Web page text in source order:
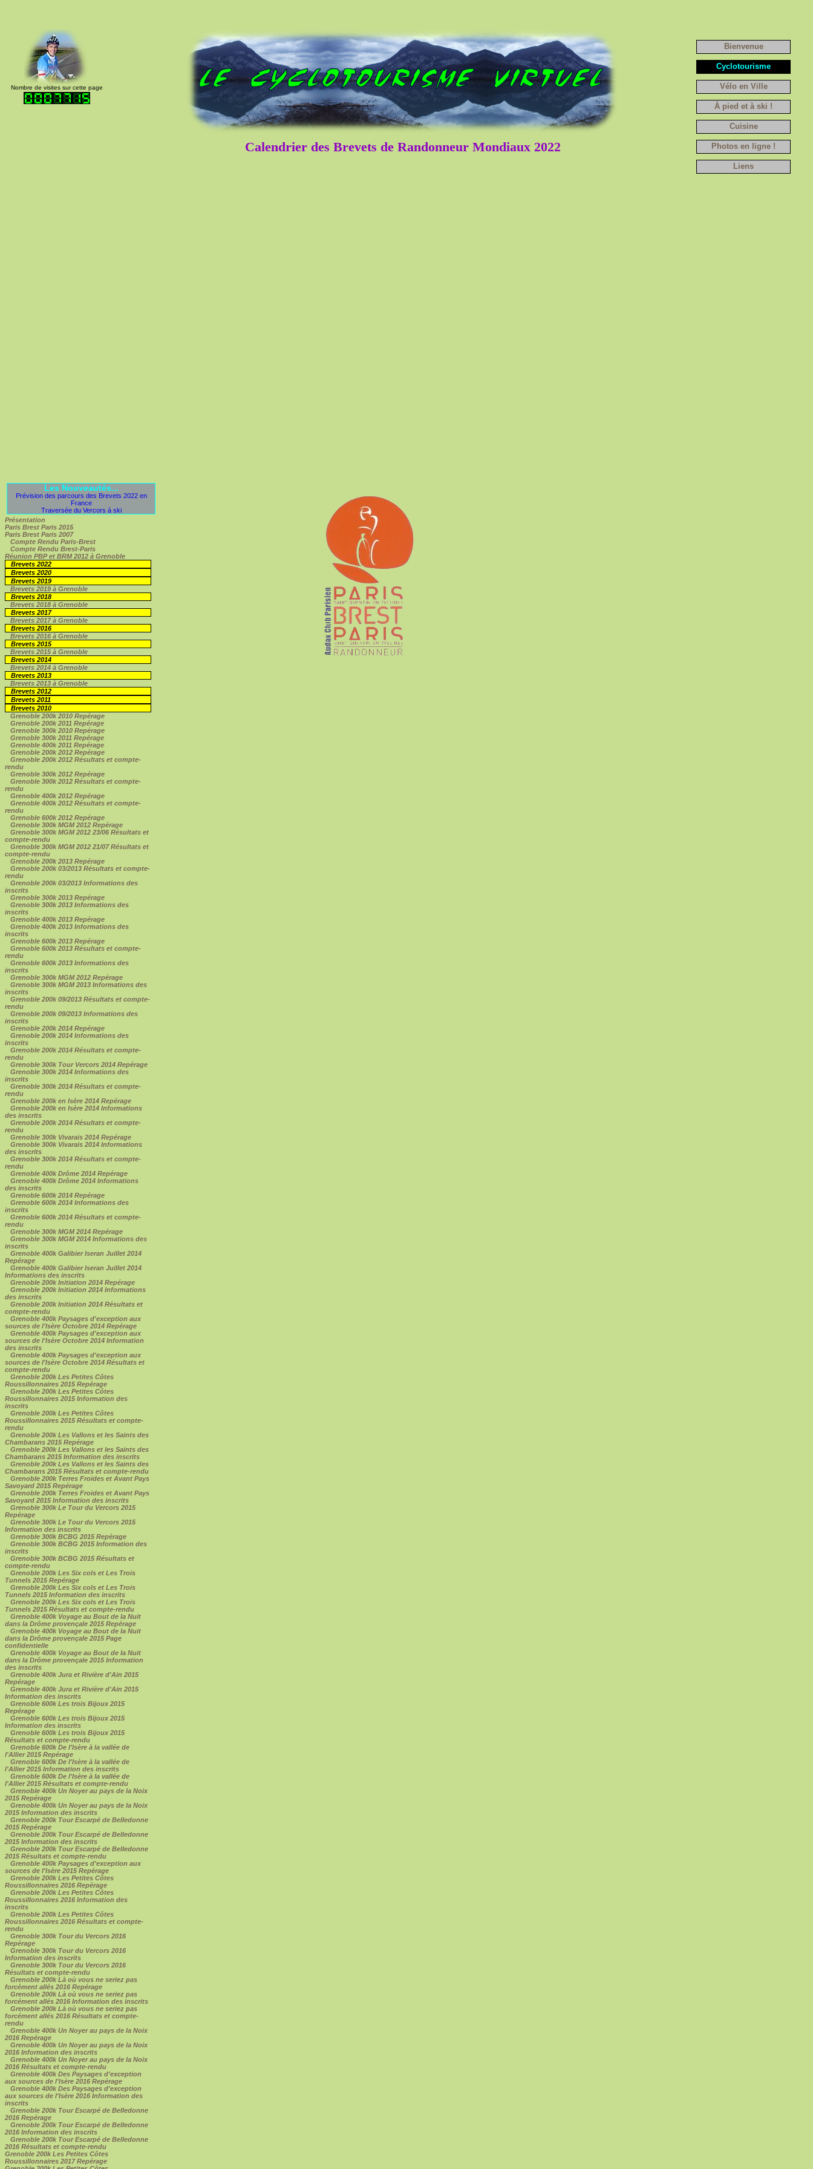
Nombre de visites sur cette page
Calendrier des Brevets de Randonneur Mondiaux 2022
Bienvenue
Cyclotourisme
Vélo en Ville
À pied et à ski !
Cuisine
Photos en ligne !
Liens
Les Nouveautés...
Prévision des parcours des Brevets 2022 en
France
Traversée du Vercors à ski
Présentation
Paris Brest Paris 2015
Paris Brest Paris 2007
Compte Rendu Paris-Brest
Compte Rendu Brest-Paris
Réunion PBP et BRM 2012 à Grenoble
Brevets 2022
Brevets 2020
Brevets 2019
Brevets 2019 à Grenoble
Brevets 2018
Brevets 2018 à Grenoble
Brevets 2017
Brevets 2017 à Grenoble
Brevets 2016
Brevets 2016 à Grenoble
Brevets 2015
Brevets 2015 à Grenoble
Brevets 2014
Brevets 2014 à Grenoble
Brevets 2013
Brevets 2013 à Grenoble
Brevets 2012
Brevets 2011
Brevets 2010
Grenoble 200k 2010 Repérage
Grenoble 200k 2011 Repérage
Grenoble 300k 2010 Repérage
Grenoble 300k 2011 Repérage
Grenoble 400k 2011 Repérage
Grenoble 200k 2012 Repérage
Grenoble 200k 2012 Résultats et compte-
rendu
Grenoble 300k 2012 Repérage
Grenoble 300k 2012 Résultats et compte-
rendu
Grenoble 400k 2012 Repérage
Grenoble 400k 2012 Résultats et compte-
rendu
Grenoble 600k 2012 Repérage
Grenoble 300k MGM 2012 Repérage
Grenoble 300k MGM 2012 23/06 Résultats et
compte-rendu
Grenoble 300k MGM 2012 21/07 Résultats et
compte-rendu
Grenoble 200k 2013 Repérage
Grenoble 200k 03/2013 Résultats et compte-
rendu
Grenoble 200k 03/2013 Informations des
inscrits
Grenoble 300k 2013 Repérage
Grenoble 300k 2013 Informations des
inscrits
Grenoble 400k 2013 Repérage
Grenoble 400k 2013 Informations des
inscrits
Grenoble 600k 2013 Repérage
Grenoble 600k 2013 Résultats et compte-
rendu
Grenoble 600k 2013 Informations des
inscrits
Grenoble 300k MGM 2012 Repérage
Grenoble 300k MGM 2013 Informations des
inscrits
Grenoble 200k 09/2013 Résultats et compte-
rendu
Grenoble 200k 09/2013 Informations des
inscrits
Grenoble 200k 2014 Repérage
Grenoble 200k 2014 Informations des
inscrits
Grenoble 200k 2014 Résultats et compte-
rendu
Grenoble 300k Tour Vercors 2014 Repérage
Grenoble 300k 2014 Informations des
inscrits
Grenoble 300k 2014 Résultats et compte-
rendu
Grenoble 200k en Isère 2014 Repérage
Grenoble 200k en Isère 2014 Informations
des inscrits
Grenoble 200k 2014 Résultats et compte-
rendu
Grenoble 300k Vivarais 2014 Repérage
Grenoble 300k Vivarais 2014 Informations
des inscrits
Grenoble 300k 2014 Résultats et compte-
rendu
Grenoble 400k Drôme 2014 Repérage
Grenoble 400k Drôme 2014 Informations
des inscrits
Grenoble 600k 2014 Repérage
Grenoble 600k 2014 Informations des
inscrits
Grenoble 600k 2014 Résultats et compte-
rendu
Grenoble 300k MGM 2014 Repérage
Grenoble 300k MGM 2014 Informations des
inscrits
Grenoble 400k Galibier Iseran Juillet 2014
Repérage
Grenoble 400k Galibier Iseran Juillet 2014
Informations des inscrits
Grenoble 200k Initiation 2014 Repérage
Grenoble 200k Initiation 2014 Informations
des inscrits
Grenoble 200k Initiation 2014 Résultats et
compte-rendu
Grenoble 400k Paysages d'exception aux
sources de l'Isère Octobre 2014 Repérage
Grenoble 400k Paysages d'exception aux
sources de l'Isère Octobre 2014 Information
des inscrits
Grenoble 400k Paysages d'exception aux
sources de l'Isère Octobre 2014 Résultats et
compte-rendu
Grenoble 200k Les Petites Côtes
Roussillonnaires 2015 Repérage
Grenoble 200k Les Petites Côtes
Roussillonnaires 2015 Information des
inscrits
Grenoble 200k Les Petites Côtes
Roussillonnaires 2015 Résultats et compte-
rendu
Grenoble 200k Les Vallons et les Saints des
Chambarans 2015 Repérage
Grenoble 200k Les Vallons et les Saints des
Chambarans 2015 Information des inscrits
Grenoble 200k Les Vallons et les Saints des
Chambarans 2015 Résultats et compte-rendu
Grenoble 200k Terres Froides et Avant Pays
Savoyard 2015 Repérage
Grenoble 200k Terres Froides et Avant Pays
Savoyard 2015 Information des inscrits
Grenoble 300k Le Tour du Vercors 2015
Repérage
Grenoble 300k Le Tour du Vercors 2015
Information des inscrits
Grenoble 300k BCBG 2015 Repérage
Grenoble 300k BCBG 2015 Information des
inscrits
Grenoble 300k BCBG 2015 Résultats et
compte-rendu
Grenoble 200k Les Six cols et Les Trois
Tunnels 2015 Repérage
Grenoble 200k Les Six cols et Les Trois
Tunnels 2015 Information des inscrits
Grenoble 200k Les Six cols et Les Trois
Tunnels 2015 Résultats et compte-rendu
Grenoble 400k Voyage au Bout de la Nuit
dans la Drôme provençale 2015 Repérage
Grenoble 400k Voyage au Bout de la Nuit
dans la Drôme provençale 2015 Page
confidentielle
Grenoble 400k Voyage au Bout de la Nuit
dans la Drôme provençale 2015 Information
des inscrits
Grenoble 400k Jura et Rivière d'Ain 2015
Repérage
Grenoble 400k Jura et Rivière d'Ain 2015
Information des inscrits
Grenoble 600k Les trois Bijoux 2015
Repérage
Grenoble 600k Les trois Bijoux 2015
Information des inscrits
Grenoble 600k Les trois Bijoux 2015
Résultats et compte-rendu
Grenoble 600k De l'Isère à la vallée de
l'Allier 2015 Repérage
Grenoble 600k De l'Isère à la vallée de
l'Allier 2015 Information des inscrits
Grenoble 600k De l'Isère à la vallée de
l'Allier 2015 Résultats et compte-rendu
Grenoble 400k Un Noyer au pays de la Noix
2015 Repérage
Grenoble 400k Un Noyer au pays de la Noix
2015 Information des inscrits
Grenoble 200k Tour Escarpé de Belledonne
2015 Repérage
Grenoble 200k Tour Escarpé de Belledonne
2015 Information des inscrits
Grenoble 200k Tour Escarpé de Belledonne
2015 Résultats et compte-rendu
Grenoble 400k Paysages d'exception aux
sources de l'Isère 2015 Repérage
Grenoble 200k Les Petites Côtes
Roussillonnaires 2016 Repérage
Grenoble 200k Les Petites Côtes
Roussillonnaires 2016 Information des
inscrits
Grenoble 200k Les Petites Côtes
Roussillonnaires 2016 Résultats et compte-
rendu
Grenoble 300k Tour du Vercors 2016
Repérage
Grenoble 300k Tour du Vercors 2016
Information des inscrits
Grenoble 300k Tour du Vercors 2016
Résultats et compte-rendu
Grenoble 200k Là où vous ne seriez pas
forcément allés 2016 Repérage
Grenoble 200k Là où vous ne seriez pas
forcément allés 2016 Information des inscrits
Grenoble 200k Là où vous ne seriez pas
forcément allés 2016 Résultats et compte-
rendu
Grenoble 400k Un Noyer au pays de la Noix
2016 Repérage
Grenoble 400k Un Noyer au pays de la Noix
2016 Information des inscrits
Grenoble 400k Un Noyer au pays de la Noix
2016 Résultats et compte-rendu
Grenoble 400k Des Paysages d'exception
aux sources de l'Isère 2016 Repérage
Grenoble 400k Des Paysages d'exception
aux sources de l'Isère 2016 Information des
inscrits
Grenoble 200k Tour Escarpé de Belledonne
2016 Repérage
Grenoble 200k Tour Escarpé de Belledonne
2016 Information des inscrits
Grenoble 200k Tour Escarpé de Belledonne
2016 Résultats et compte-rendu
Grenoble 200k Les Petites Côtes
Roussillonnaires 2017 Repérage